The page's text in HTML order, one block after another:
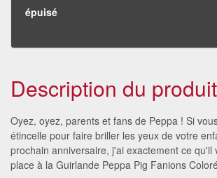
épuisé
Description du
Oyez, oyez, parents et fans de Peppa ! Si
étincelle pour faire briller les yeux de votre
prochain anniversaire, j'ai exactement ce qu'il
place à la Guirlande Peppa Pig Fanions